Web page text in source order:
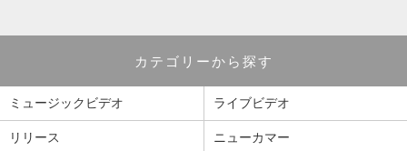
カテゴリーから探す
ミュージックビデオ ライブビデオ
リリース ニューカマー